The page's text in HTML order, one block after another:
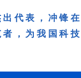
代表，冲锋
，为我国科